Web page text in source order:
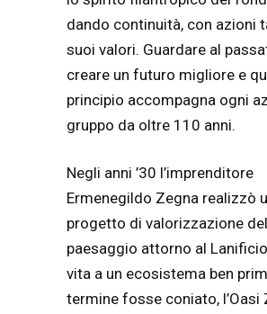
dando continuità, con azioni
suoi valori. Guardare al
creare un futuro migliore e
principio accompagna ogni
gruppo da oltre 110 anni.
Negli anni ’30 l’imprenditore
Ermenegildo Zegna realizzò
progetto di valorizzazione del
paesaggio attorno al
vita a un ecosistema ben
termine fosse coniato, l’Oasi